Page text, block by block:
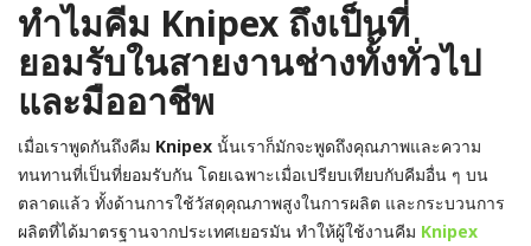
ทำไมคีม Knipex ถึงเป็นที่
ยอมรับในสายงานช่างทั้งทั่วไป
และมืออาชีพ
เมื่อเราพูดกันถึงคีม Knipex นั้นเราก็มักจะพูดถึงคุณภาพและความ
ทนทานที่เป็นที่ยอมรับกัน โดยเฉพาะเมื่อเปรียบเทียบกับคีมอื่น ๆ บน
ตลาดแล้ว ทั้งด้านการใช้วัสดุคุณภาพสูงในการผลิต และกระบวนการ
ผลิตที่ได้มาตรฐานจากประเทศเยอรมัน ทำให้ผู้ใช้งานคีม Knipex